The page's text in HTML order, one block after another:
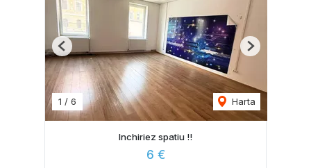
1 / 6 Harta
Previous Next
Inchiriez spatiu !!
6 €